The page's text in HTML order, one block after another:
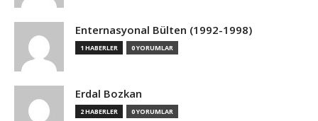
Enternasyonal Bülten (1992-1998)
1 HABERLER 0 YORUMLAR
Erdal Bozkan
2 HABERLER 0 YORUMLAR